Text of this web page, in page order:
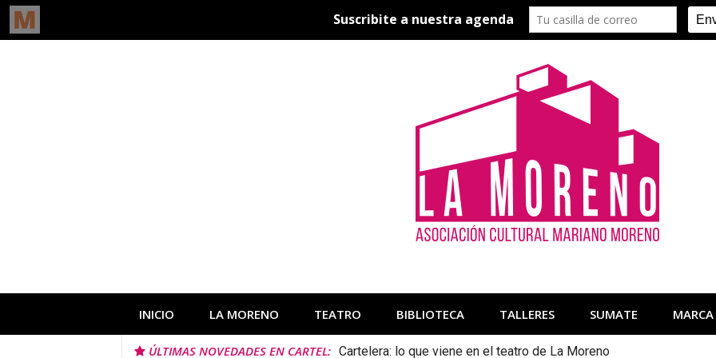
INICIO LA MORENO TEATRO BIBLIOTECA TALLERES SUMATE MARCA
ÚLTIMAS NOVEDADES EN CARTEL: Cartelera: lo que viene en el teatro de La Moreno